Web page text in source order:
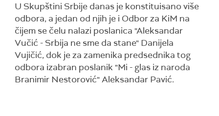
U Skupštini Srbije danas je konstituisano više
odbora, a jedan od njih je i Odbor za KiM na
čijem se čelu nalazi poslanica "Aleksandar
Vučić - Srbija ne sme da stane" Danijela
Vujičić, dok je za zamenika predsednika tog
odbora izabran poslanik "Mi - glas iz naroda
Branimir Nestorović" Aleksandar Pavić.